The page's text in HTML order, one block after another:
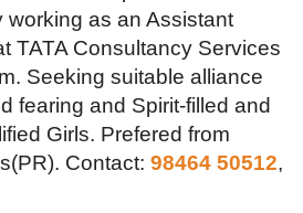
working as an Assistant
TATA Consultancy Services
Seeking suitable alliance
fearing and Spirit-filled and
Girls. Prefered from
Contact: 98464 50512,